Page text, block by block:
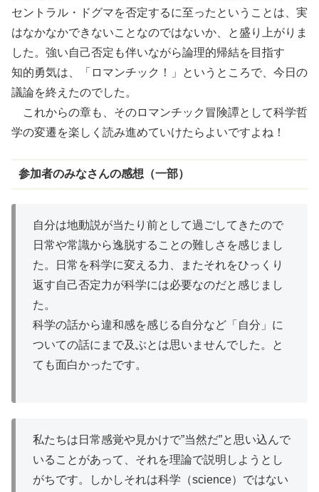
セントラル・ドグマを否定するに至ったということは、実
はなかなかできないことなのではないか、と盛り上がりま
した。強い自己否定 も伴いながら論理的帰結を目指す
知的勇気は、「ロマンチック！」というところで、今日の
議論を終えたのでした。
これからの章も、そのロマンチック 冒険譚として科学哲
学の変遷を楽しく読み進めていけたらよいですよね！
参加者のみなさんの感想（一部）
自分は地動説が当たり前として過ごしてきたので
日常や常識から逸脱することの難しさを感じまし
た。日常を科学に変える力、またそれをひっくり
返す自己否定力が科学には必要なのだと感じまし
た。
科学の話から違和感を感じる自分など「自分」に
ついての話にまで及ぶとは思いませんでした。と
ても面白かったです。
私たちは日常感覚や見かけで”当然だ”と思い込んで
いることがあって、それを理論で説明しようとし
がちです。しかしそれは科学（science）ではない